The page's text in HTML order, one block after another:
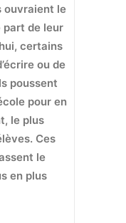
ouvraient le
part de leur
certains
ou de
poussent
pour en
le plus
Ces
le
en plus